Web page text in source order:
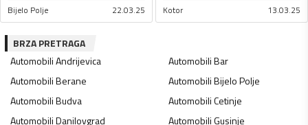
Bijelo Polje 22.03.25 Kotor 13.03.25
BRZA PRETRAGA
AutomobiliAndrijevica AutomobiliBar
AutomobiliBerane AutomobiliBijelo Polje
AutomobiliBudva AutomobiliCetinje
AutomobiliDanilovgrad AutomobiliGusinje